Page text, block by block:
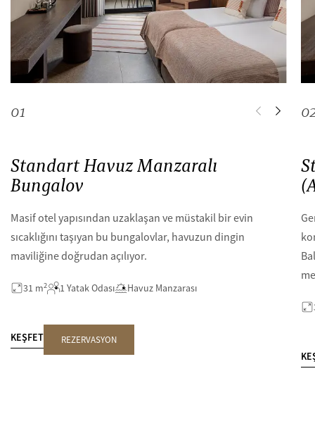
Standart Havuz Manzaralı
Bungalov
Masif otel yapısından uzaklaşan ve müstakil bir evin
sıcaklığını taşıyan bu bungalovlar, havuzun dingin
maviliğine doğrudan açılıyor.
31 m2 1 Yatak Odası Havuz Manzarası
KEŞFET REZERVASYON
01 0